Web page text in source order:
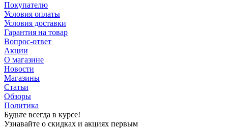
Покупателю
Условия оплаты
Условия доставки
Гарантия на товар
Вопрос-ответ
Акции
О магазине
Новости
Магазины
Статьи
Обзоры
Политика
Будьте всегда в курсе!
Узнавайте о скидках и акциях первым